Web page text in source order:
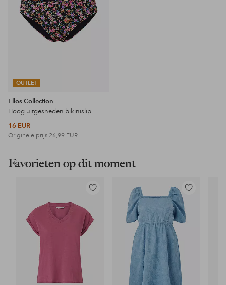
OUTLET
Ellos Collection
Hoog uitgesneden bikinislip
16 EUR
Originele prijs 26,99 EUR
Favorieten op dit moment
Toevoegen
favorieten
Toevoegen
aan
favorieten